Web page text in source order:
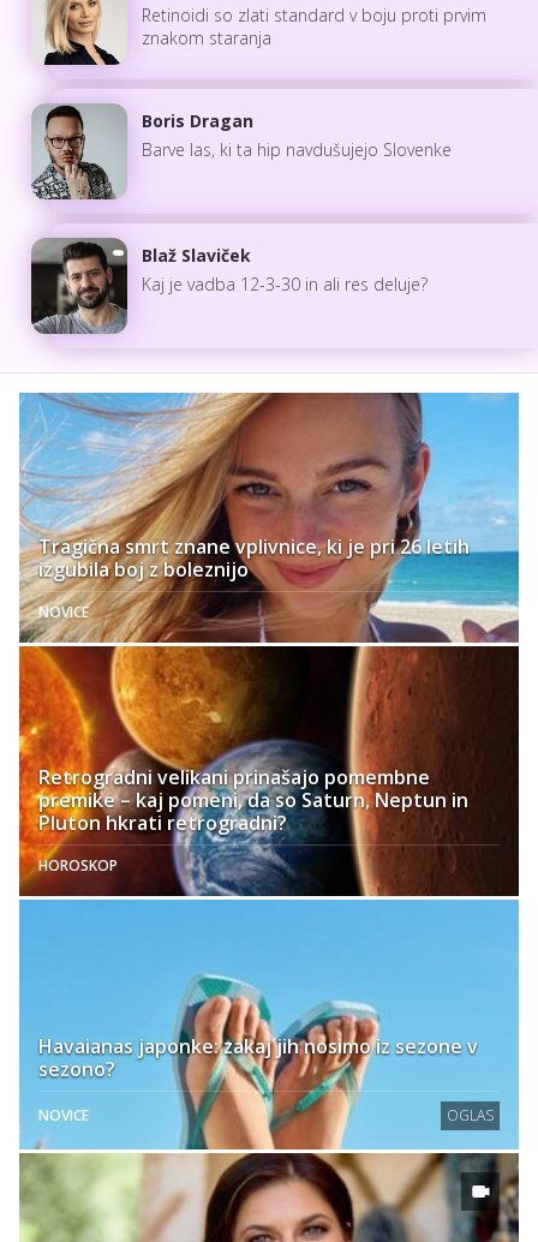
Retinoidi so zlati standard v boju proti prvim
znakom staranja
Boris Dragan
Barve las, ki ta hip navdušujejo Slovenke
Blaž Slaviček
Kaj je vadba 12-3-30 in ali res deluje?
Tragična smrt znane vplivnice, ki je pri 26 letih
izgubila boj z boleznijo
NOVICE
Retrogradni velikani prinašajo pomembne
premike – kaj pomeni, da so Saturn, Neptun in
Pluton hkrati retrogradni?
HOROSKOP
Havaianas japonke: zakaj jih nosimo iz sezone v
sezono?
NOVICE OGLAS